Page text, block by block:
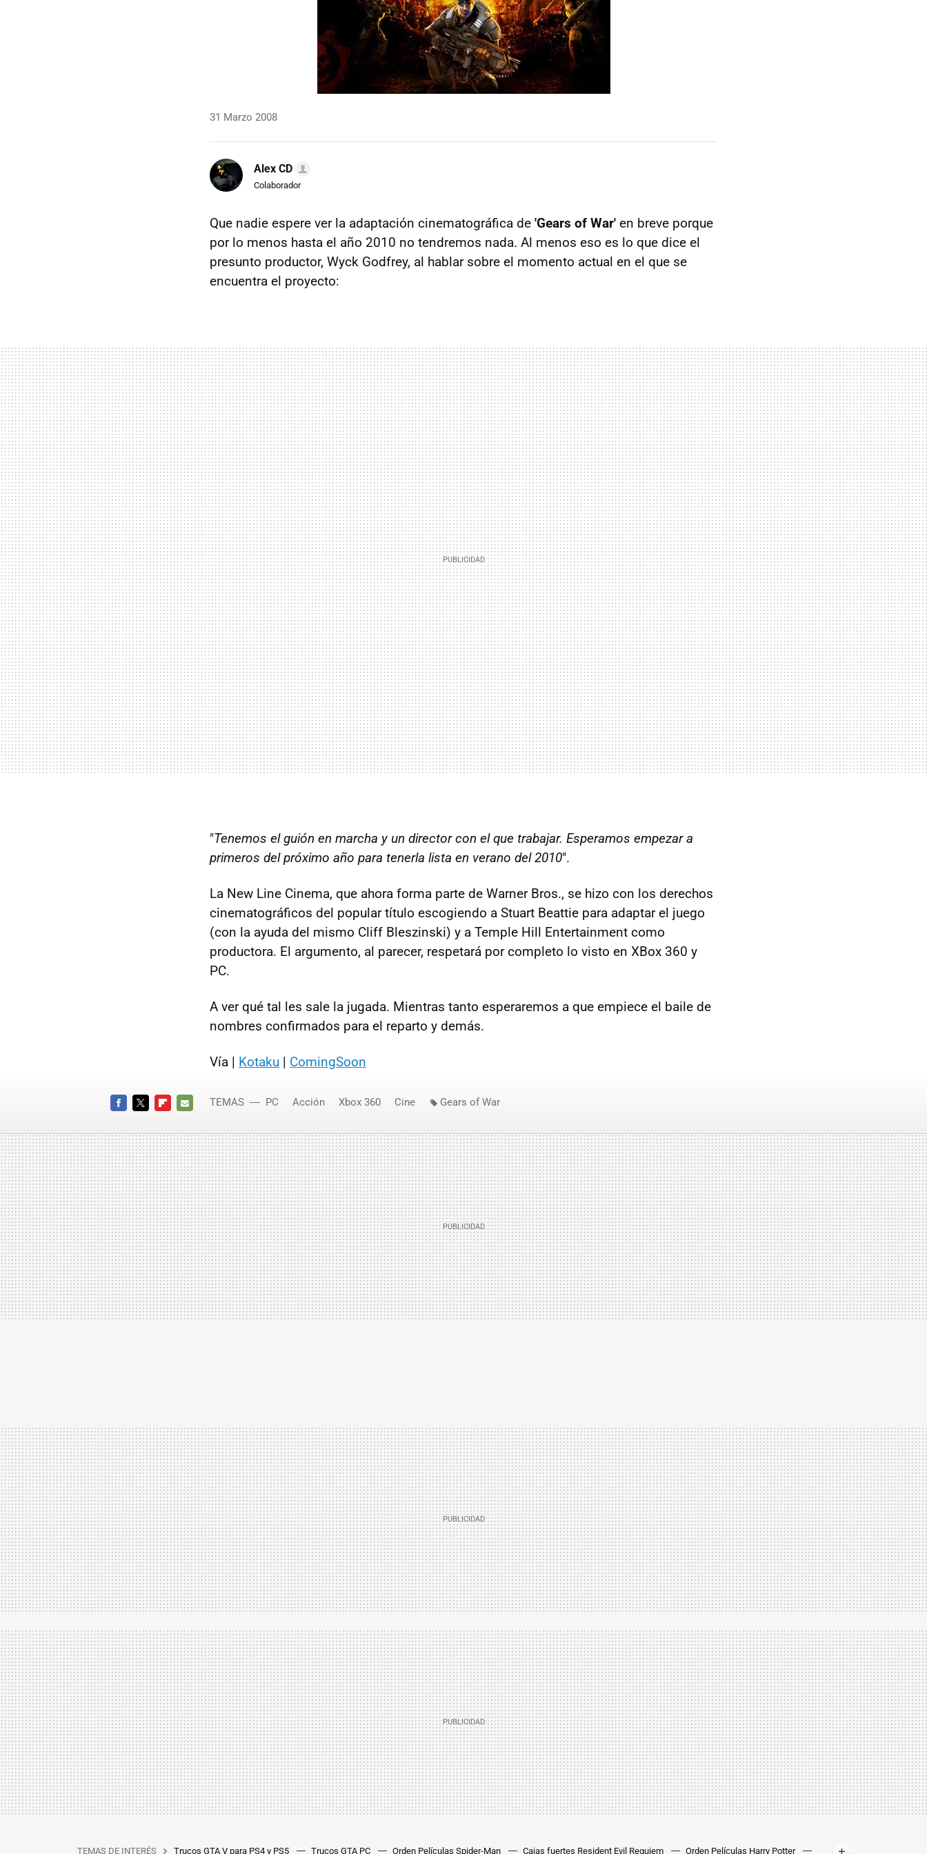
31 Marzo 2008
Alex CD
Colaborador
Que nadie espere ver la adaptación cinematográfica de 'Gears of War' en breve porque
por lo menos hasta el año 2010 no tendremos nada. Al menos eso es lo que dice el
presunto productor, Wyck Godfrey, al hablar sobre el momento actual en el que se
encuentra el proyecto:
"Tenemos el guión en marcha y un director con el que trabajar. Esperamos empezar a
primeros del próximo año para tenerla lista en verano del 2010".
La New Line Cinema, que ahora forma parte de Warner Bros., se hizo con los derechos
cinematográficos del popular título escogiendo a Stuart Beattie para adaptar el juego
(con la ayuda del mismo Cliff Bleszinski) y a Temple Hill Entertainment como
productora. El argumento, al parecer, respetará por completo lo visto en XBox 360 y
PC.
A ver qué tal les sale la jugada. Mientras tanto esperaremos a que empiece el baile de
nombres confirmados para el reparto y demás.
Vía | Kotaku | ComingSoon
MAIL
TEMAS PC Acción Xbox 360 Cine Gears of War
TEMAS DE INTERÉS Trucos GTA V para PS4 y PS5 Trucos GTA PC Orden Películas Spider-Man Cajas fuertes Resident Evil Requiem Orden Películas Harry Potter